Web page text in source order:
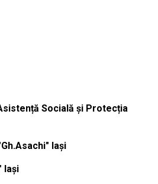
Socială și Protecția
Iași
Iași